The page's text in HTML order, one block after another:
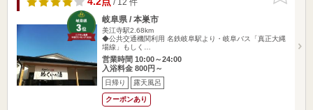
岐阜県 / 本巣市
美江寺駅2.68km
◆公共交通機関利用 名鉄岐阜駅より・岐阜バス「真正大縄
場線」もしく…
営業時間 10:00～24:00
入浴料金 800円～
日帰り 露天風呂
クーポンあり